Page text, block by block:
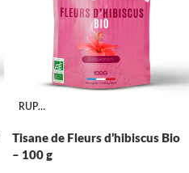
RUPTURE
Tisane de Fleurs d’hibiscus Bio
– 100 g